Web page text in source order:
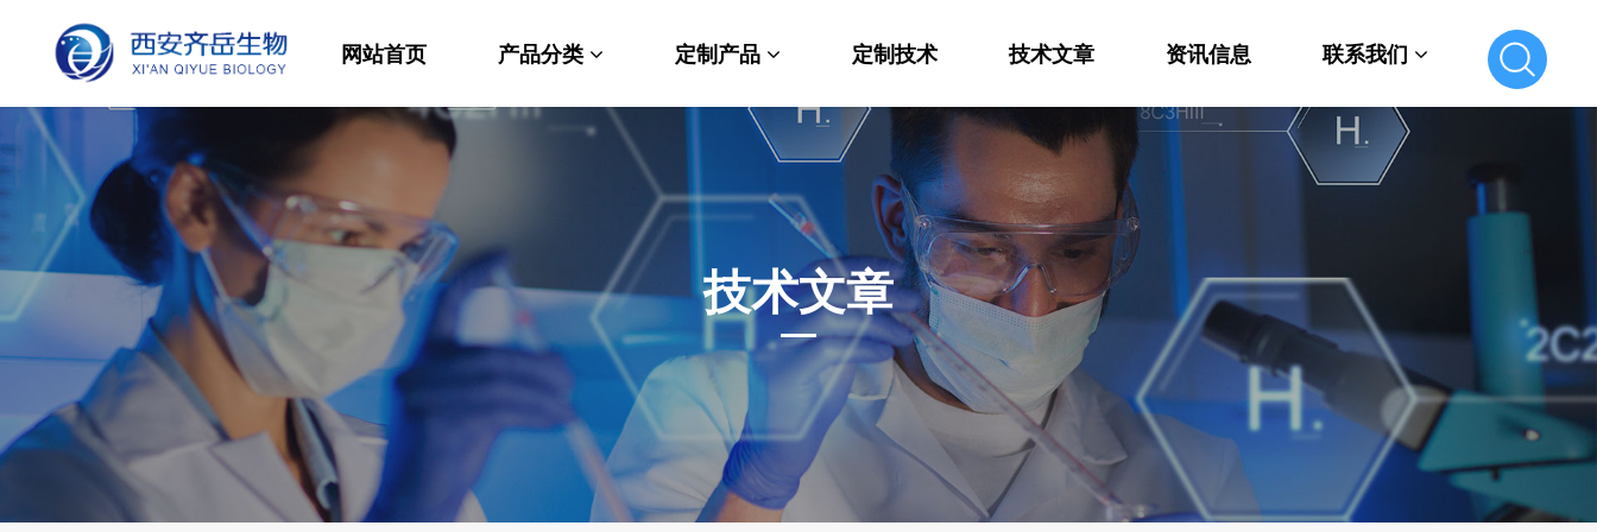
网站首页 产品分类
材料科学
生命科学
发光材料
功能性化学
分析化学
定制产品
纳米材料定制
PEG衍生物
荧光标记定制
MOF材料定制
小分子定制
多肽定制
定制技术 技术文章 资讯信息 联系我们
联系我们
技术文章